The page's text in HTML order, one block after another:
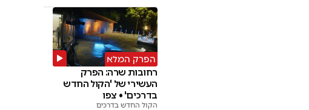
הפרק המלא
רחובות שרה: הפרק
העשירי של 'הקול החדש
בדרכים' • צפו
הקול החדש בדרכים